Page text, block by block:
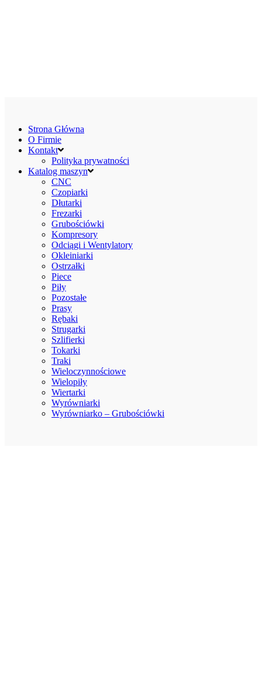
Strona Główna
O Firmie
Kontakt
Polityka prywatności
Katalog maszyn
CNC
Czopiarki
Dłutarki
Frezarki
Grubościówki
Kompresory
Odciągi i Wentylatory
Okleiniarki
Ostrzałki
Piece
Piły
Pozostałe
Prasy
Rębaki
Strugarki
Szlifierki
Tokarki
Traki
Wieloczynnościowe
Wielopiły
Wiertarki
Wyrówniarki
Wyrówniarko – Grubościówki